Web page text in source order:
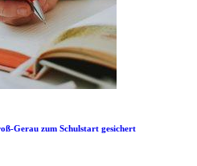
Gerau zum Schulstart gesichert